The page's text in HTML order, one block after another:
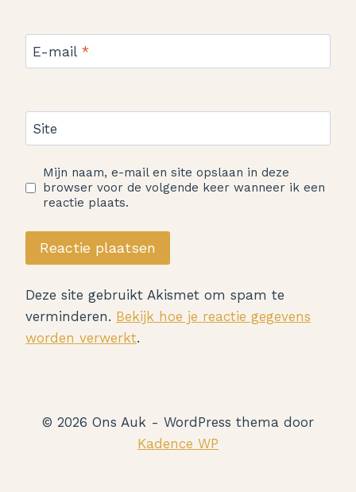
E-mail *
Site
Mijn naam, e-mail en site opslaan in deze
browser voor de volgende keer wanneer ik een
reactie plaats.
Deze site gebruikt Akismet om spam te
verminderen. Bekijk hoe je reactie gegevens
worden verwerkt.
© 2026 Ons Auk - WordPress thema door
Kadence WP